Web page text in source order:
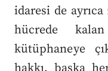
idaresi de
hücrede
kütüphaneye